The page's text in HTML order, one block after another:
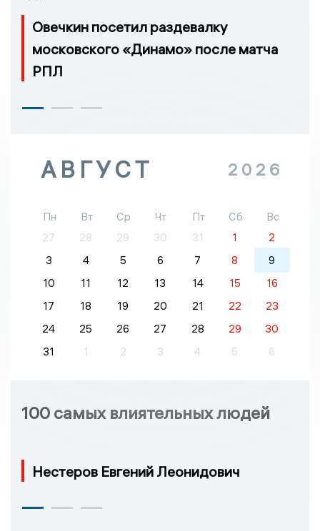
Овечкин посетил раздевалку
московского «Динамо» после матча
РПЛ
АВГУСТ 2026
Пн Вт Ср Чт Пт Сб
Вс
27
28 29 30 31 1
2
3
4 5 6 7 8
9
10
11 12 13 14 15
16
17
18 19 20 21 22
23
24
25 26 27 28 29
30
31
1 2 3 4 5 6
100 самых влиятельных людей
Нестеров Евгений Леонидович